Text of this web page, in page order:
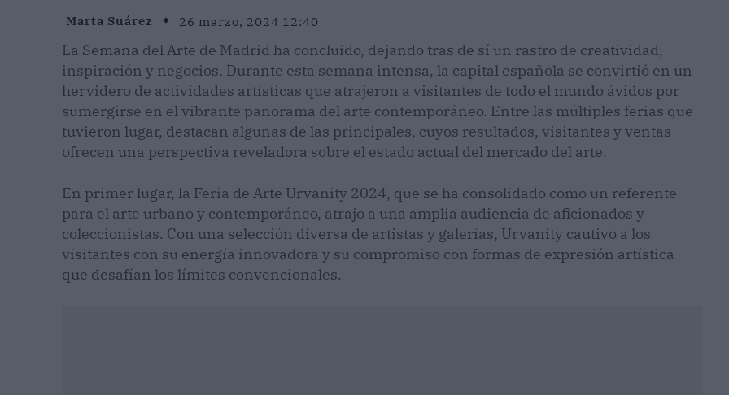
Marta Suárez 26 marzo, 2024 12:40
La Semana del Arte de Madrid ha concluido, dejando tras de sí un rastro de creatividad,
inspiración y negocios. Durante esta semana intensa, la capital española se convirtió en un
hervidero de actividades artísticas que atrajeron a visitantes de todo el mundo ávidos por
sumergirse en el vibrante panorama del arte contemporáneo. Entre las múltiples ferias que
tuvieron lugar, destacan algunas de las principales, cuyos resultados, visitantes y ventas
ofrecen una perspectiva reveladora sobre el estado actual del mercado del arte.
En primer lugar, la Feria de Arte Urvanity 2024, que se ha consolidado como un referente
para el arte urbano y contemporáneo, atrajo a una amplia audiencia de aficionados y
coleccionistas. Con una selección diversa de artistas y galerías, Urvanity cautivó a los
visitantes con su energía innovadora y su compromiso con formas de expresión artística
que desafían los límites convencionales.